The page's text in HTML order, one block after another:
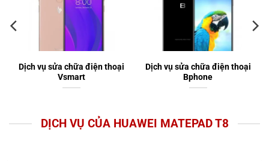
Dịch vụ sửa chữa điện thoại
Vsmart
Dịch vụ sửa chữa điện thoại
Bphone
DỊCH VỤ CỦA HUAWEI MATEPAD T8